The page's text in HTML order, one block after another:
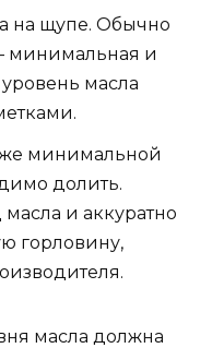
на щупе. Обычно
минимальная и
масла
минимальной
долить.
и аккуратно
горловину,
масла должна